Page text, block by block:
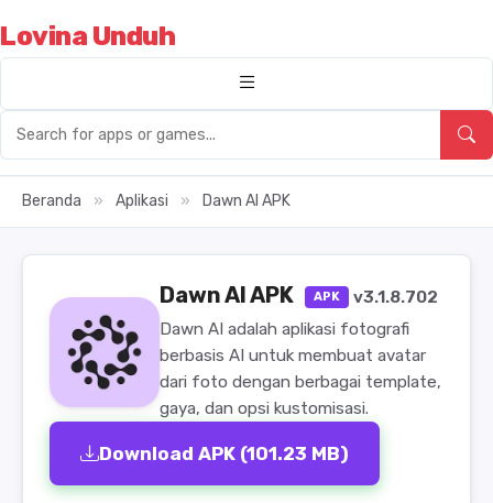
Lovina Unduh
Beranda » Aplikasi » Dawn AI APK
Dawn AI APK APK
v3.1.8.702
Dawn AI adalah aplikasi fotografi
berbasis AI untuk membuat avatar
dari foto dengan berbagai template,
gaya, dan opsi kustomisasi.
Download APK (101.23 MB)